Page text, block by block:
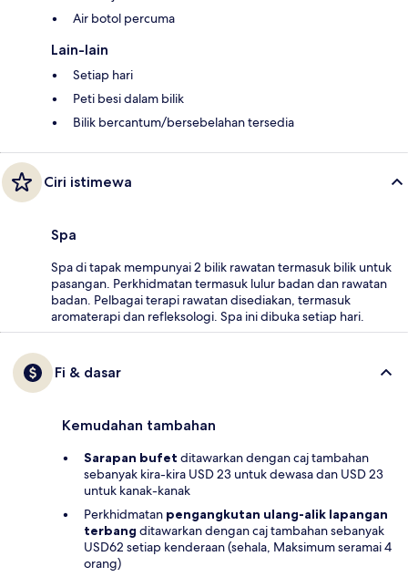
Air botol percuma
Lain-lain
Setiap hari
Peti besi dalam bilik
Bilik bercantum/bersebelahan tersedia
Ciri istimewa
Spa
Spa di tapak mempunyai 2 bilik rawatan termasuk bilik untuk
pasangan. Perkhidmatan termasuk lulur badan dan rawatan
badan. Pelbagai terapi rawatan disediakan, termasuk
aromaterapi dan refleksologi. Spa ini dibuka setiap hari.
Fi & dasar
Kemudahan tambahan
Sarapan bufet ditawarkan dengan caj tambahan
sebanyak kira-kira USD 23 untuk dewasa dan USD 23
untuk kanak-kanak
Perkhidmatan pengangkutan ulang-alik lapangan
terbang ditawarkan dengan caj tambahan sebanyak
USD62 setiap kenderaan (sehala, Maksimum seramai 4
orang)